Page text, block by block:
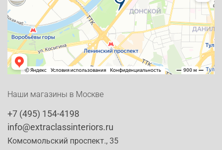
Наши магазины в Москве
+7 (495) 154-4198
info@extraclassinteriors.ru
Комсомольский проспект., 35